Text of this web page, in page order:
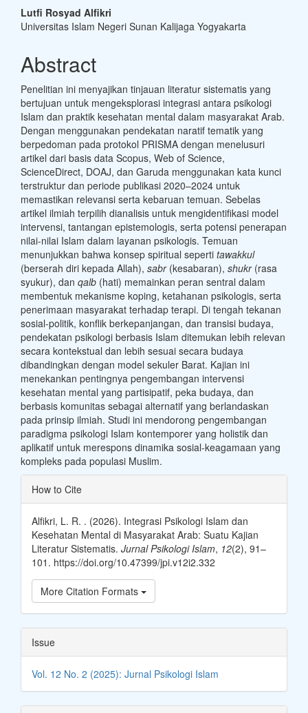
Main
Article
Content
Lutfi Rosyad Alfikri
Universitas Islam Negeri Sunan Kalijaga Yogyakarta
Abstract
Penelitian ini menyajikan tinjauan literatur sistematis yang
bertujuan untuk mengeksplorasi integrasi antara psikologi
Islam dan praktik kesehatan mental dalam masyarakat Arab.
Dengan menggunakan pendekatan naratif tematik yang
berpedoman pada protokol PRISMA dengan menelusuri
artikel dari basis data Scopus, Web of Science,
ScienceDirect, DOAJ, dan Garuda menggunakan kata kunci
terstruktur dan periode publikasi 2020–2024 untuk
memastikan relevansi serta kebaruan temuan. Sebelas
artikel ilmiah terpilih dianalisis untuk mengidentifikasi model
intervensi, tantangan epistemologis, serta potensi penerapan
nilai-nilai Islam dalam layanan psikologis. Temuan
menunjukkan bahwa konsep spiritual seperti tawakkul
(berserah diri kepada Allah), sabr(kesabaran), shukr(rasa
syukur), dan qalb (hati) memainkan peran sentral dalam
membentuk mekanisme koping, ketahanan psikologis, serta
penerimaan masyarakat terhadap terapi. Di tengah tekanan
sosial-politik, konflik berkepanjangan, dan transisi budaya,
pendekatan psikologi berbasis Islam ditemukan lebih relevan
secara kontekstual dan lebih sesuai secara budaya
dibandingkan dengan model sekuler Barat. Kajian ini
menekankan pentingnya pengembangan intervensi
kesehatan mental yang partisipatif, peka budaya, dan
berbasis komunitas sebagai alternatif yang berlandaskan
pada prinsip ilmiah. Studi ini mendorong pengembangan
paradigma psikologi Islam kontemporer yang holistik dan
aplikatif untuk merespons dinamika sosial-keagamaan yang
kompleks pada populasi Muslim.
Article
Details
How to Cite
Alfikri, L. R. . (2026). Integrasi Psikologi Islam dan
Kesehatan Mental di Masyarakat Arab: Suatu Kajian
Literatur Sistematis. Jurnal Psikologi Islam, 12(2), 91–
101. https://doi.org/10.47399/jpi.v12i2.332
More Citation Formats
Issue
Vol. 12 No. 2 (2025): Jurnal Psikologi Islam